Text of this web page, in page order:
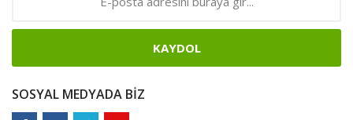
KAYDOL
SOSYAL MEDYADA BIZ